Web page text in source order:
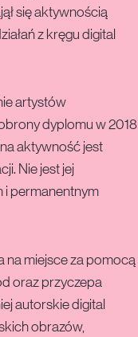
się aktywnością
z kręgu digital
artystów
dyplomu w 2018
aktywność jest
Nie jest jej
i permanentnym
na miejsce za pomocą
oraz przyczepa
autorskie digital
obrazów,